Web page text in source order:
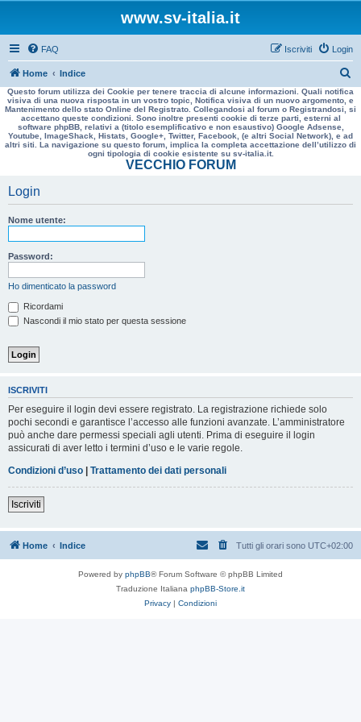
www.sv-italia.it
FAQ Login
Iscriviti
Home Indice
e
r
a
Questo forum utilizza dei Cookie per tenere traccia di alcune informazioni. Quali notifica
visiva di una nuova risposta in un vostro topic, Notifica visiva di un nuovo argomento, e
Mantenimento dello stato Online del Registrato. Collegandosi al forum o Registrandosi, si
accettano queste condizioni. Sono inoltre presenti cookie di terze parti, esterni al
software phpBB, relativi a (titolo esemplificativo e non esaustivo) Google Adsense,
Youtube, ImageShack, Histats, Google+, Twitter, Facebook, (e altri Social Network), e ad
altri siti. La navigazione su questo forum, implica la completa accettazione dell’utilizzo di
ogni tipologia di cookie esistente su sv-italia.it.
VECCHIO FORUM
Login
Nome utente:
Password:
Ho dimenticato la password
Ricordami
Nascondi il mio stato per questa sessione
ISCRIVITI
Per eseguire il login devi essere registrato. La registrazione richiede solo
pochi secondi e garantisce l’accesso alle funzioni avanzate. L’amministratore
può anche dare permessi speciali agli utenti. Prima di eseguire il login
assicurati di aver letto i termini d’uso e le varie regole.
Condizioni d’uso | Trattamento dei dati personali
Iscriviti
Home Indice Tutti gli orari sono UTC+02:00
Powered by phpBB® Forum Software © phpBB Limited
Traduzione Italiana phpBB-Store.it
Privacy | Condizioni